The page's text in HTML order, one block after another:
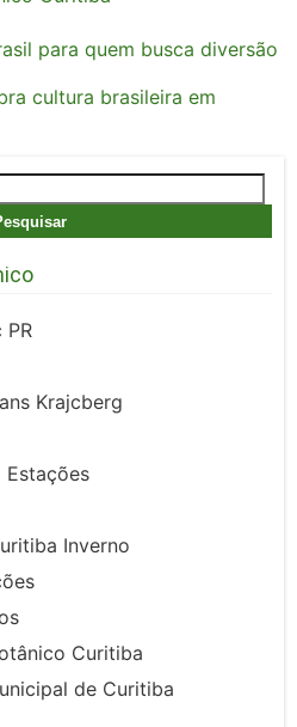
para quem busca diversão
cultura brasileira em
PR
Krajcberg
Estações
Inverno
Curitiba
de Curitiba